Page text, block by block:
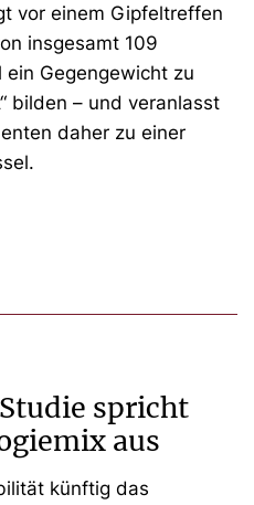
vor einem Gipfeltreffen
insgesamt 109
ein Gegengewicht zu
bilden – und veranlasst
daher zu einer
spricht
aus
künftig das